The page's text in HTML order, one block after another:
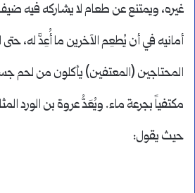
غيره، ويمتنع عن طعام لا يشاركه فيه
أمانيه في أن يُطعِم الآخرين ما أُعِدَّ له،
المحتاجين (المعتفين) يأكلون من
مكتفياً بجرعة ماء. ويُعَدُّ عروة بن الورد
حيث يقول: